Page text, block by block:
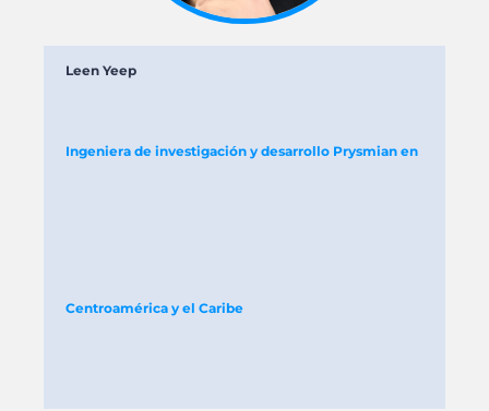
Leen Yeep
Ingeniera de investigación y desarrollo Prysmian en
Centroamérica y el Caribe